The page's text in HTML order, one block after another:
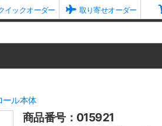
イックオーダー 取り寄せオーダー
ール本体
商品番号：015921